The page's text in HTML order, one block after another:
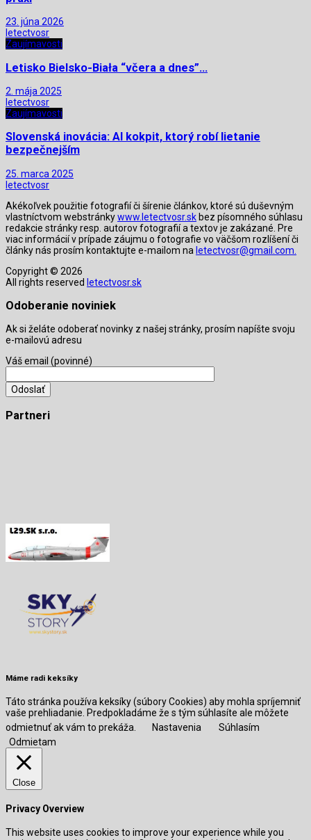
23. júna 2026
letectvosr
Zaujímavosti
Letisko Bielsko-Biała “včera a dnes”…
2. mája 2025
letectvosr
Zaujímavosti
Slovenská inovácia: AI kokpit, ktorý robí lietanie
bezpečnejším
25. marca 2025
letectvosr
Akékoľvek použitie fotografií či šírenie článkov, ktoré sú duševným
vlastníctvom webstránkywww.letectvosr.sk bez písomného súhlasu
redakcie stránky resp. autorov fotografií a textov je zakázané. Pre
viac informácií v prípade záujmu o fotografie vo väčšom rozlíšení či
články nás prosím kontaktujte e-mailom na letectvosr@gmail.com.
Copyright © 2026
All rights reserved letectvosr.sk
Odoberanie noviniek
Ak si želáte odoberať novinky z našej stránky, prosím napíšte svoju
e-mailovú adresu
Váš email (povinné)
Partneri
Máme radi keksíky
Táto stránka používa keksíky (súbory Cookies) aby mohla spríjemniť
vaše prehliadanie. Predpokladáme že s tým súhlasíte ale môžete
odmietnuť ak vám to prekáža.
Nastavenia
Súhlasím
Odmietam
Close
Privacy Overview
This website uses cookies to improve your experience while you